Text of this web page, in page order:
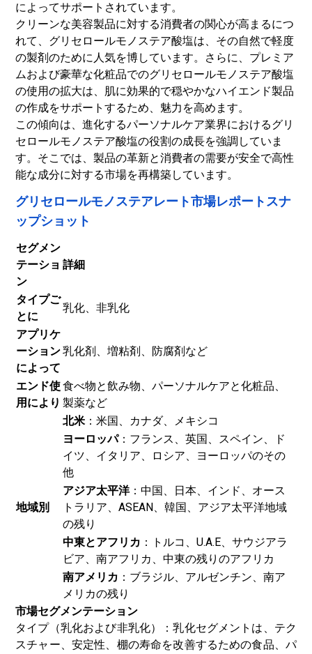
によってサポートされています。
クリーンな美容製品に対する消費者の関心が高まるにつ
れて、グリセロールモノステア酸塩は、その自然で軽度
の製剤のために人気を博しています。さらに、プレミア
ムおよび豪華な化粧品でのグリセロールモノステア酸塩
の使用の拡大は、肌に効果的で穏やかなハイエンド製品
の作成をサポートするため、魅力を高めます。
この傾向は、進化するパーソナルケア業界におけるグリ
セロールモノステア酸塩の役割の成長を強調していま
す。そこでは、製品の革新と消費者の需要が安全で高性
能な成分に対する市場を再構築しています。
グリセロールモノステアレート市場レポートスナ
ップショット
セグメン
テーショ
ン
詳細
タイプご
とに
乳化、非乳化
アプリケ
ーション
によって
乳化剤、増粘剤、防腐剤など
エンド使
用により
食べ物と飲み物、パーソナルケアと化粧品、
製薬など
地域別
北米 ：米国、カナダ、メキシコ
ヨーロッパ：フランス、英国、スペイン、ド
イツ、イタリア、ロシア、ヨーロッパのその
他
アジア太平洋：中国、日本、インド、オース
トラリア、ASEAN、韓国、アジア太平洋地域
の残り
中東とアフリカ ：トルコ、U.A.E、サウジアラ
ビア、南アフリカ、中東の残りのアフリカ
南アメリカ ：ブラジル、アルゼンチン、南ア
メリカの残り
市場セグメンテーション
タイプ（乳化および非乳化）：乳化セグメントは、テク
スチャー、安定性、棚の寿命を改善するための食品、パ